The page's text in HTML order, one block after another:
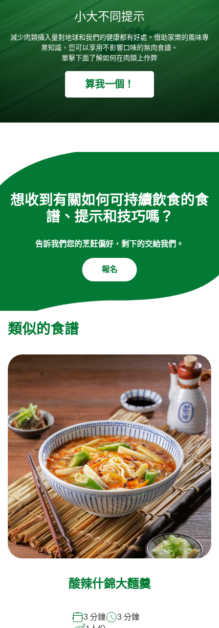
小大不同提示
減少肉類攝入量對地球和我們的健康都有好處。借助家樂的風味專
業知識，您可以享用不影響口味的無肉食譜。
單擊下面了解如何在肉類上作弊
算我一個！
想收到有關如何可持續飲食的食
譜、提示和技巧嗎？
告訴我們您的烹飪偏好，剩下的交給我們。
報名
類似的食譜
酸辣什錦大麵羹
3 分鐘
3 分鐘